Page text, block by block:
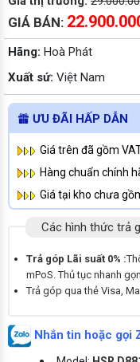
GIÁ BÁN:
Hãng: Hoà Phát
Xuất sứ: Việt Nam
ƯU ĐÃI HẤP DẪN
Giá trên đã gồm
Hàng chuẩn chính
Giá tại kho chưa
Các hình thức trả
Trả góp Lãi suất 0% :
mPoS. Thủ tục nhanh
Trả góp qua thẻ Visa,
Nhắn tin hoặc gọi